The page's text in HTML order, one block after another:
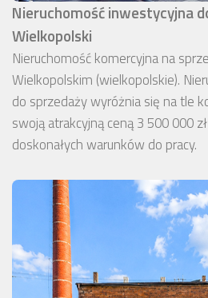
Nieruchomość inwestycyjna
Wielkopolski
Nieruchomość komercyjna na
Wielkopolskim (wielkopolskie).
do sprzedaży wyróżnia się na tle
swoją atrakcyjną ceną 3 500 000
doskonałych warunków do pracy.